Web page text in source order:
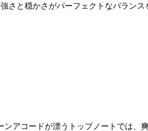
さと穏かさがパーフェクトなバラン
アコードが漂うトップノートでは、